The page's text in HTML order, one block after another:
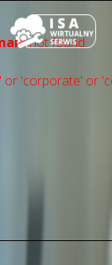
not found.
or 'сorporate' or